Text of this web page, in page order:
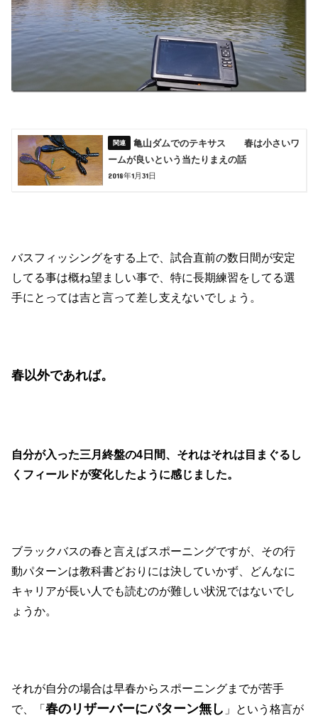
亀山ダムでのテキサス 春は小さいワ
ームが良いという当たりまえの話
2018年1月31日
バスフィッシングをする上で、試合直前の数日間が安定
してる事は概ね望ましい事で、特に長期練習をしてる選
手にとっては吉と言って差し支えないでしょう。
春以外であれば。
自分が入った三月終盤の4日間、それはそれは目まぐるし
くフィールドが変化したように感じました。
ブラックバスの春と言えばスポーニングですが、その行
動パターンは教科書どおりには決していかず、どんなに
キャリアが長い人でも読むのが難しい状況ではないでし
ょうか。
それが自分の場合は早春からスポーニングまでが苦手
で、「春のリザーバーにパターン無し 」という格言が